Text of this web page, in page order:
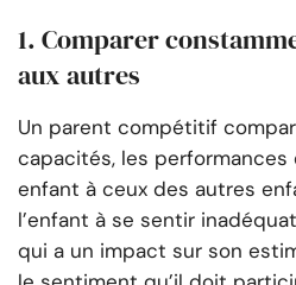
1. Comparer
aux autres
Un parent compétitif
capacités, les performances
enfant à ceux des autres
l’enfant à se sentir
qui a un impact sur son